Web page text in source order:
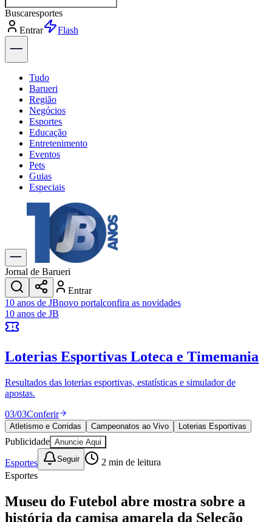
Buscarnot
Entrar
Explorar
Tudo
Barueri
Região
Negócios
Esportes
Educação
Entretenimento
Eventos
Pets
Guias
Especiais
Explore Tudo
Últimas Notícias
Previsão do Tempo
Trânsito e Rotas
Dia a Dia & Lazer
Transportes
Gastronomia
Cinema & Shows
JogosNovo
Anuncie no Portal
Cadastrar Empresa
Divulgar Vagas
Publicidade Legal
Política
Eleições
Esportes
Saúde
Segurança
Cultura
Meio Ambiente
Educação
Bairros de Barueri
Jornal de Barueri
Entrar
10 anos de JBnovo portalconfira as novidades
10 anos de JB
Loterias Esportivas Loteca e Timemania
Resultados das loterias esportivas, estatísticas e simulador de
apostas.
03/03Conferir
Atletismo e Corridas Campeonatos ao Vivo Loterias Esportivas
Publicidade Anuncie Aqui
Esportes Seguir 2 min de leitura
Esportes
Museu do Futebol abre mostra sobre a
história da camisa amarela da Seleção